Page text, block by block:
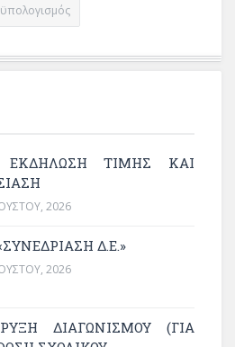
ΕΚΔΉΛΩΣΗ ΤΙΜΉΣ ΚΑΙ
2026
Δ.Ε.»
2026
ΔΙΑΓΩΝΙΣΜΟΥ (ΓΙΑ